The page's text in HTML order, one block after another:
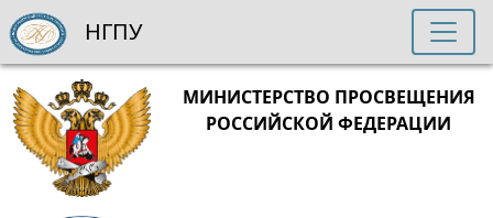
МИНИСТЕРСТВО ПРОСВЕЩЕНИЯ
РОССИЙСКОЙ ФЕДЕРАЦИИ
НГПУ